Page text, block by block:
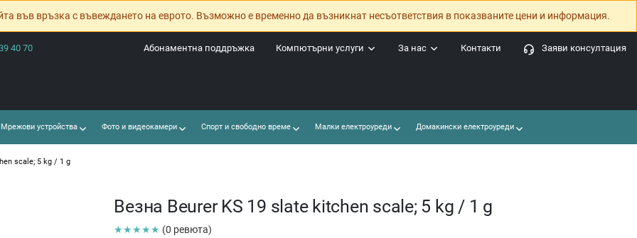
във връзка с въвеждането на еврото. Възможно е временно да възникнат несъответствия в показваните цени и информация.
40 70 Заяви консултация
Контакти
За нас
Компютърни услуги
Абонаментна поддръжка
устройства Фото и видеокамери Спорт и свободно време Малки електроуреди Домакински електроуреди
scale; 5 kg / 1 g
Везна Beurer KS 19 slate kitchen scale; 5 kg / 1 g
★★★★★ (0 ревюта)